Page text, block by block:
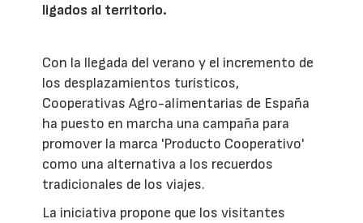
ligados al territorio.
Con la llegada del verano y el incremento de
los desplazamientos turísticos,
Cooperativas Agro-alimentarias de España
ha puesto en marcha una campaña para
promover la marca 'Producto Cooperativo'
como una alternativa a los recuerdos
tradicionales de los viajes.
La iniciativa propone que los visitantes